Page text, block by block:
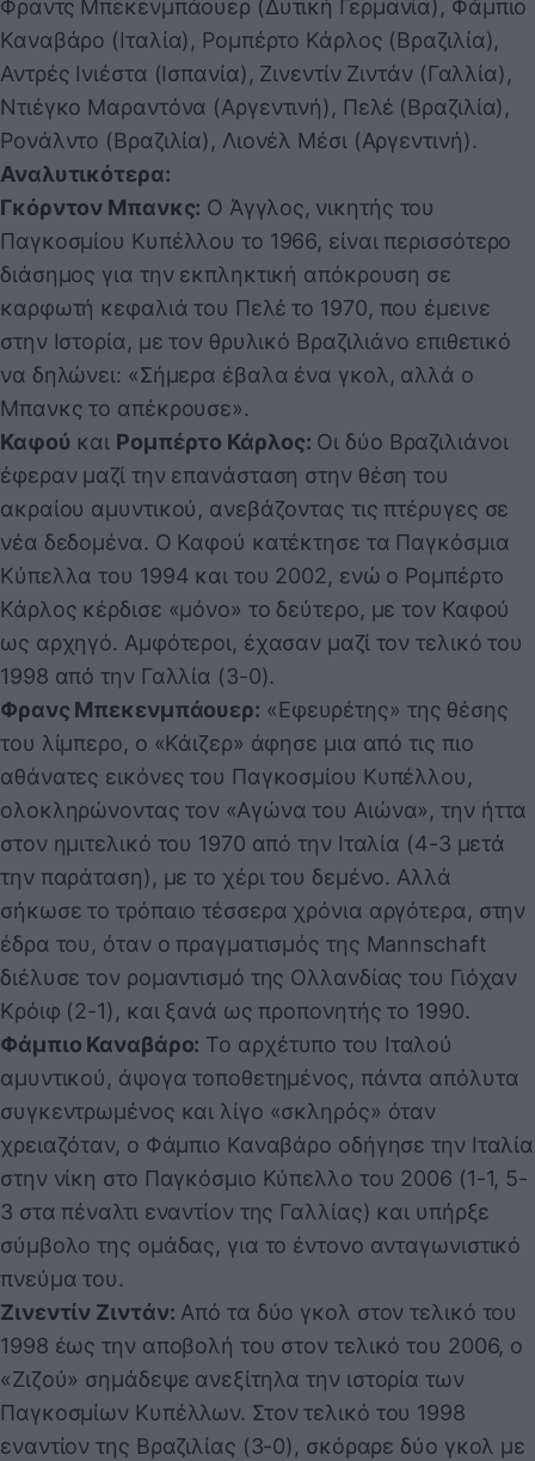
Φραντς Μπεκενμπάουερ (Δυτική Γερμανία), Φάμπιο
Καναβάρο (Ιταλία), Ρομπέρτο Κάρλος (Βραζιλία),
Αντρές Ινιέστα (Ισπανία), Ζινεντίν Ζιντάν (Γαλλία),
Ντιέγκο Μαραντόνα (Αργεντινή), Πελέ (Βραζιλία),
Ρονάλντο (Βραζιλία), Λιονέλ Μέσι (Αργεντινή).
Αναλυτικότερα:
Γκόρντον Μπανκς: Ο Άγγλος, νικητής του
Παγκοσμίου Κυπέλλου το 1966, είναι περισσότερο
διάσημος για την εκπληκτική απόκρουση σε
καρφωτή κεφαλιά του Πελέ το 1970, που έμεινε
στην Ιστορία, με τον θρυλικό Βραζιλιάνο επιθετικό
να δηλώνει: «Σήμερα έβαλα ένα γκολ, αλλά ο
Μπανκς το απέκρουσε».
Καφού και Ρομπέρτο Κάρλος: Οι δύο Βραζιλιάνοι
έφεραν μαζί την επανάσταση στην θέση του
ακραίου αμυντικού, ανεβάζοντας τις πτέρυγες σε
νέα δεδομένα. Ο Καφού κατέκτησε τα Παγκόσμια
Κύπελλα του 1994 και του 2002, ενώ ο Ρομπέρτο
Κάρλος κέρδισε «μόνο» το δεύτερο, με τον Καφού
ως αρχηγό. Αμφότεροι, έχασαν μαζί τον τελικό του
1998 από την Γαλλία (3-0).
Φρανς Μπεκενμπάουερ: «Εφευρέτης» της θέσης
του λίμπερο, ο «Κάιζερ» άφησε μια από τις πιο
αθάνατες εικόνες του Παγκοσμίου Κυπέλλου,
ολοκληρώνοντας τον «Αγώνα του Αιώνα», την ήττα
στον ημιτελικό του 1970 από την Ιταλία (4-3 μετά
την παράταση), με το χέρι του δεμένο. Αλλά
σήκωσε το τρόπαιο τέσσερα χρόνια αργότερα, στην
έδρα του, όταν ο πραγματισμός της Mannschaft
διέλυσε τον ρομαντισμό της Ολλανδίας του Γιόχαν
Κρόιφ (2-1), και ξανά ως προπονητής το 1990.
Φάμπιο Καναβάρο: Το αρχέτυπο του Ιταλού
αμυντικού, άψογα τοποθετημένος, πάντα απόλυτα
συγκεντρωμένος και λίγο «σκληρός» όταν
χρειαζόταν, ο Φάμπιο Καναβάρο οδήγησε την Ιταλία
στην νίκη στο Παγκόσμιο Κύπελλο του 2006 (1-1, 5-
3 στα πέναλτι εναντίον της Γαλλίας) και υπήρξε
σύμβολο της ομάδας, για το έντονο ανταγωνιστικό
πνεύμα του.
Ζινεντίν Ζιντάν: Από τα δύο γκολ στον τελικό του
1998 έως την αποβολή του στον τελικό του 2006, ο
«Ζιζού» σημάδεψε ανεξίτηλα την ιστορία των
Παγκοσμίων Κυπέλλων. Στον τελικό του 1998
εναντίον της Βραζιλίας (3-0), σκόραρε δύο γκολ με